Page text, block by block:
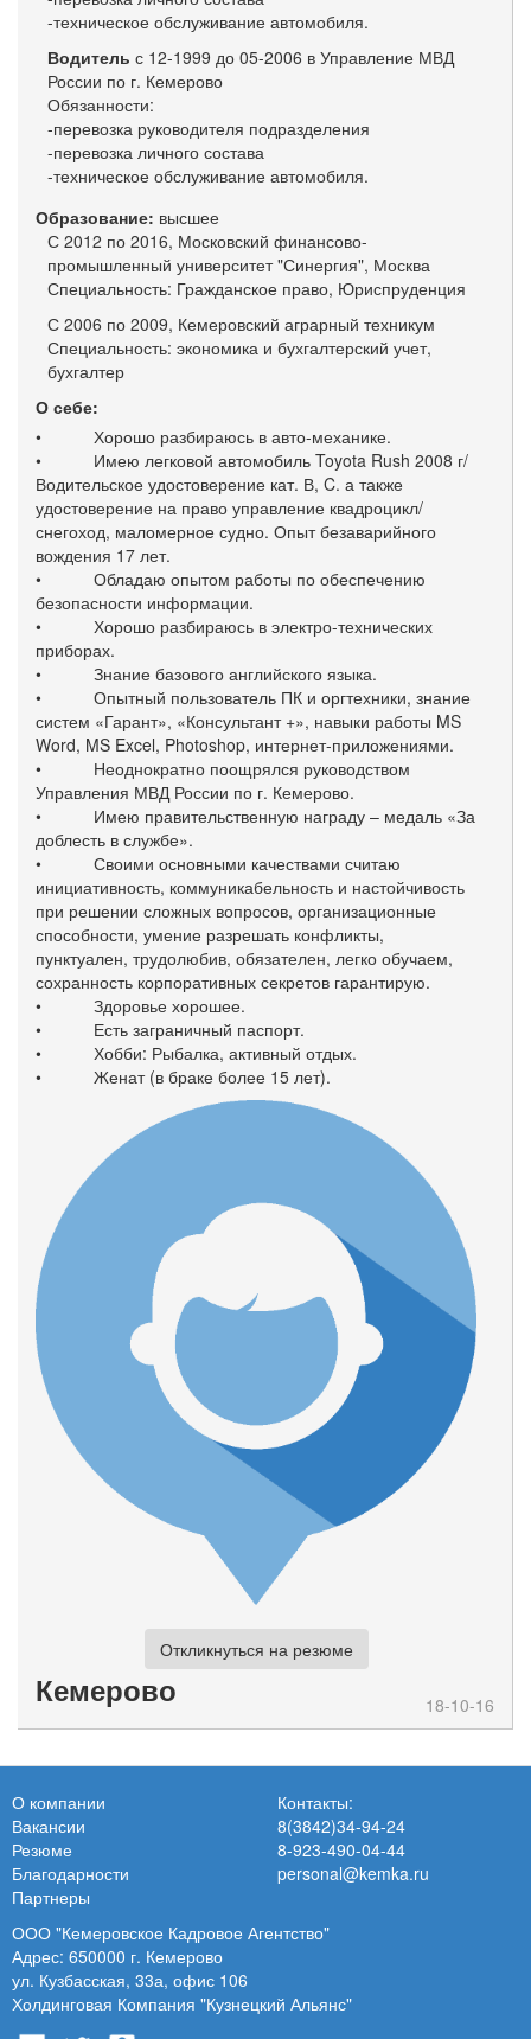
-техническое обслуживание автомобиля.
Водитель с 12-1999 до 05-2006 в Управление МВД
России по г. Кемерово
Обязанности:
-перевозка руководителя подразделения
-перевозка личного состава
-техническое обслуживание автомобиля.
Образование: высшее
С 2012 по 2016, Московский финансово-
промышленный университет "Синергия", Москва
Специальность: Гражданское право, Юриспруденция
С 2006 по 2009, Кемеровский аграрный техникум
Специальность: экономика и бухгалтерский учет,
бухгалтер
О себе:
• Хорошо разбираюсь в авто-механике.
• Имею легковой автомобиль Toyota Rush 2008 г/
Водительское удостоверение кат. В, C. а также
удостоверение на право управление квадроцикл/
снегоход, маломерное судно. Опыт безаварийного
вождения 17 лет.
• Обладаю опытом работы по обеспечению
безопасности информации.
• Хорошо разбираюсь в электро-технических
приборах.
• Знание базового английского языка.
• Опытный пользователь ПК и оргтехники, знание
систем «Гарант», «Консультант +», навыки работы MS
Word, MS Excel, Photoshop, интернет-приложениями.
• Неоднократно поощрялся руководством
Управления МВД России по г. Кемерово.
• Имею правительственную награду – медаль «За
доблесть в службе».
• Своими основными качествами считаю
инициативность, коммуникабельность и настойчивость
при решении сложных вопросов, организационные
способности, умение разрешать конфликты,
пунктуален, трудолюбив, обязателен, легко обучаем,
сохранность корпоративных секретов гарантирую.
• Здоровье хорошее.
• Есть заграничный паспорт.
• Хобби: Рыбалка, активный отдых.
• Женат (в браке более 15 лет).
Откликнуться на резюме
Кемерово 18-10-16
О компании
Вакансии
Резюме
Благодарности
Партнеры
Контакты:
8(3842)34-94-24
8-923-490-04-44
personal@kemka.ru
ООО "Кемеровское Кадровое Агентство"
Адрес: 650000 г. Кемерово
ул. Кузбасская, 33а, офис 106
Холдинговая Компания "Кузнецкий Альянс"